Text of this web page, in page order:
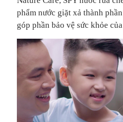
phẩm nước giặt xả thành
góp phần bảo vệ sức khỏe